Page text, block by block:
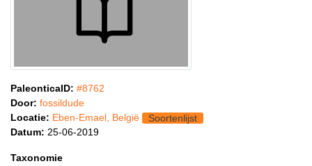
PaleonticaID: #8762
Door: fossildude
Locatie: Eben-Emael, België
Soortenlijst
Datum: 25-06-2019
Taxonomie